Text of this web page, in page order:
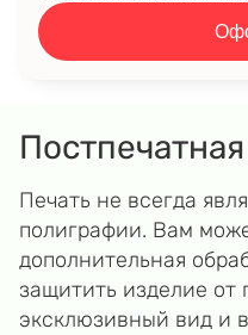
Печать не всегда
полиграфии. Вам
дополнительная
защитить изделие от
эксклюзивный вид и